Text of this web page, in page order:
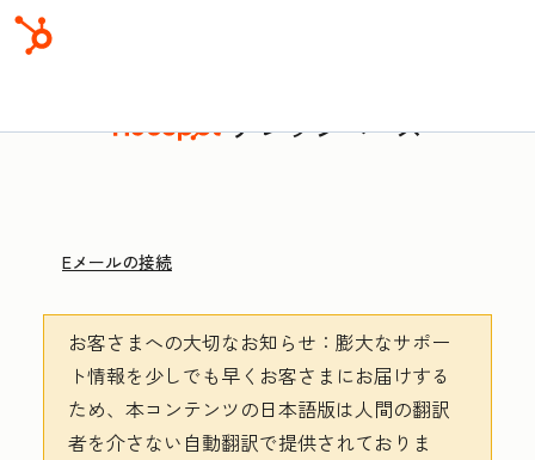
ナレッジベース
Eメールの接続
お客さまへの大切なお知らせ ：膨大なサポー
ト情報を少しでも早くお客さまにお届けする
ため、本コンテンツの日本語版は人間の翻訳
者を介さない自動翻訳で提供されておりま